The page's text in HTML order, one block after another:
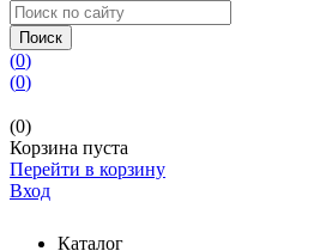
Поиск
(0)
(0)
(0)
Корзина пуста
Перейти в корзину
Вход
Каталог